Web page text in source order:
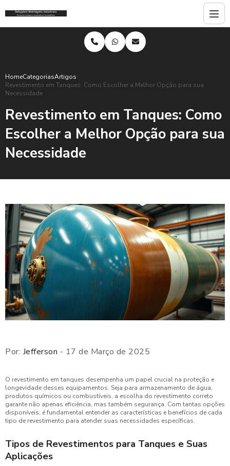
HomeCategoriasArtigos
Revestimento em Tanques: Como Escolher a Melhor Opção para sua
Necessidade
Revestimento em Tanques: Como
Escolher a Melhor Opção para sua
Necessidade
Por: Jefferson - 17 de Março de 2025
O revestimento em tanques desempenha um papel crucial na proteção e
longevidade desses equipamentos. Seja para armazenamento de água,
produtos químicos ou combustíveis, a escolha do revestimento correto
garante não apenas eficiência, mas também segurança. Com tantas opções
disponíveis, é fundamental entender as características e benefícios de cada
tipo de revestimento para atender suas necessidades específicas.
Tipos de Revestimentos para Tanques e Suas
Aplicações